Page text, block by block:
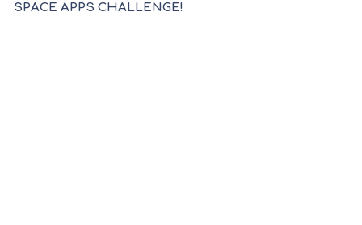
SPACE APPS CHALLENGE!